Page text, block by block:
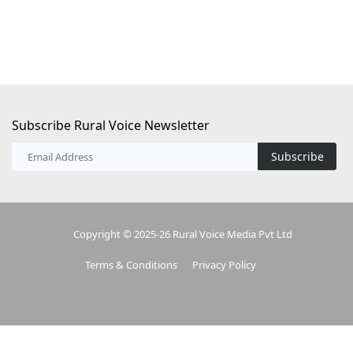
Subscribe Rural Voice Newsletter
Subscribe
Copyright © 2025-26 Rural Voice Media Pvt Ltd
Terms & Conditions Privacy Policy